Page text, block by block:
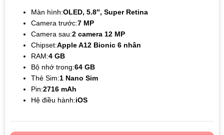
Màn hình:OLED, 5.8″, Super Retina
Camera trước:7 MP
Camera sau:2 camera 12 MP
Chipset:Apple A12 Bionic 6 nhân
RAM:4 GB
Bộ nhớ trong:64 GB
Thẻ Sim:1 Nano Sim
Pin:2716 mAh
Hệ điều hành:iOS